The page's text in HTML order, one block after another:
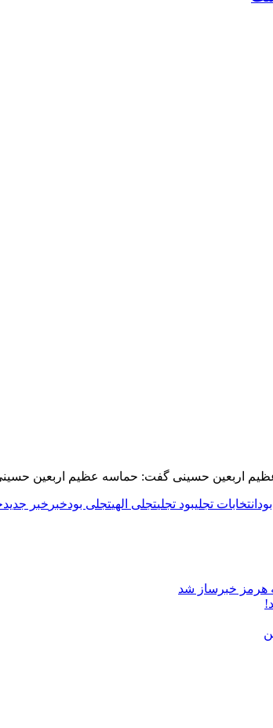
عظیم اربعین حسینی گفت: حماسه عظیم اربعین
انتخابات تجلیبود تجلیتجلی الهیتجلی بودخبر خبر جدید
هرمز خبرساز شد